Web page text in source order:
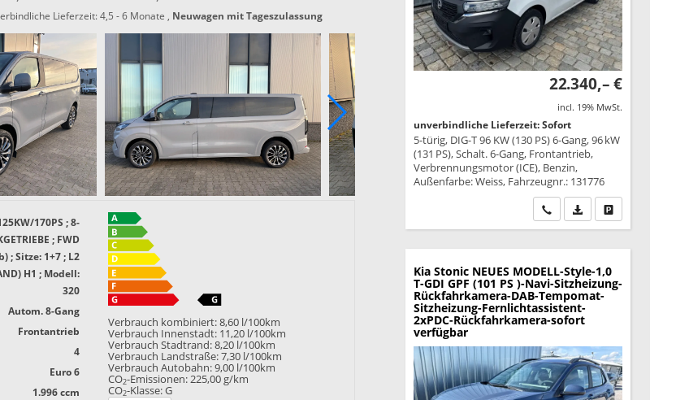
Lieferzeit: 4,5 - 6 Monate , Neuwagen mit Tageszulassung
170PS ; 8-
; FWD
; Sitze: 1+7 ; L2
H1 ; Modell:
320
Autom. 8-Gang
Frontantrieb
4
Euro 6
1.996 ccm
Verbrauch kombiniert: 8,60 l/100km
Verbrauch Innenstadt: 11,20 l/100km
Verbrauch Stadtrand: 8,20 l/100km
Verbrauch Landstraße: 7,30 l/100km
Verbrauch Autobahn: 9,00 l/100km
CO2-Emissionen: 225,00 g/km
CO2-Klasse: G
22.340,– €
incl. 19% MwSt.
unverbindliche Lieferzeit: Sofort
5-türig, DIG-T 96 KW (130 PS) 6-Gang, 96 kW
(131 PS), Schalt. 6-Gang, Frontantrieb,
Verbrennungsmotor (ICE), Benzin,
Außenfarbe: Weiss, Fahrzeugnr.: 131776
Wir rufen Sie an
PDF-Datei,Drucken,
Kia Stonic NEUES MODELL-Style-1,0
T-GDI GPF (101 PS )-Navi-Sitzheizung-
Rückfahrkamera-DAB-Tempomat-
Sitzheizung-Fernlichtassistent-
2xPDC-Rückfahrkamera-sofort
verfügbar